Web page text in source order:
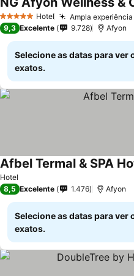
5 Estrelas Hotel Ampla
9,3 Excelente 9.728 Afyon
Selecione as datas para ver
exatos.
Hotel
Afbel Termal & SPA
8,5 Excelente 1.476 Afyon
Selecione as datas para ver
exatos.